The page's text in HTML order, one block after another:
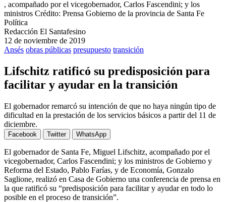
, acompañado por el vicegobernador, Carlos Fascendini; y los
ministros Crédito: Prensa Gobierno de la provincia de Santa Fe
Política
Redacción El Santafesino
12 de noviembre de 2019
Ansés obras públicas presupuesto transición
Lifschitz ratificó su predisposición para
facilitar y ayudar en la transición
El gobernador remarcó su intención de que no haya ningún tipo de
dificultad en la prestación de los servicios básicos a partir del 11 de
diciembre.
Facebook Twitter WhatsApp
El gobernador de Santa Fe, Miguel Lifschitz, acompañado por el
vicegobernador, Carlos Fascendini; y los ministros de Gobierno y
Reforma del Estado, Pablo Farías, y de Economía, Gonzalo
Saglione, realizó en Casa de Gobierno una conferencia de prensa en
la que ratificó su “predisposición para facilitar y ayudar en todo lo
posible en el proceso de transición”.